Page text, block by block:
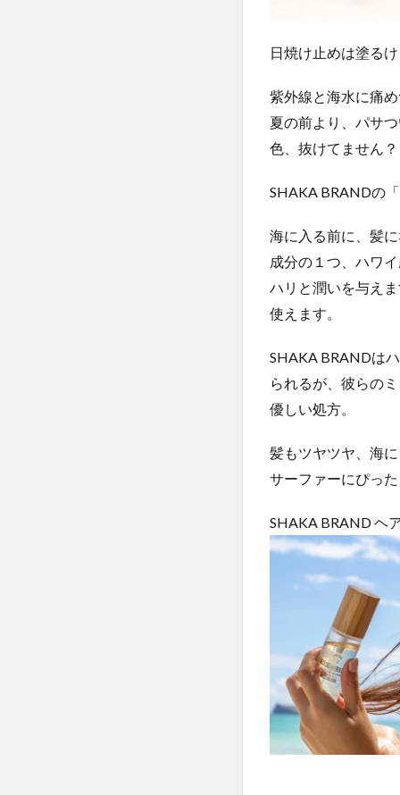
日焼け止めは塗る
紫外線と海水に痛
夏の前より、パサ
色、抜けてません？
SHAKA BRANDの
海に入る前に、髪
成分の１つ、ハワ
ハリと潤いを与え
使えます。
SHAKA BRANDは
られるが、彼らの
優しい処方。
髪もツヤツヤ、海
サーファーにぴっ
SHAKA BRAND ヘ